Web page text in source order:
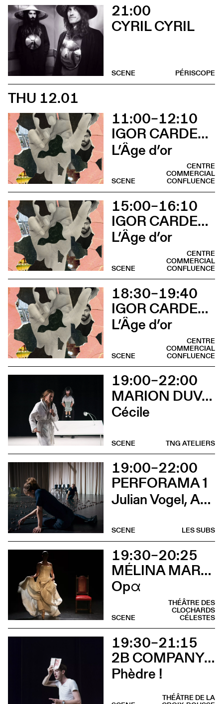
21:00
CYRIL CYRIL
PÉRISCOPE
SCENE
THU 12.01
11:00–12:10
IGOR CARDELLINI & TOMAS GONZALEZ
L’Âge d’or
CENTRE
COMMERCIAL
CONFLUENCE
SCENE
15:00–16:10
IGOR CARDELLINI & TOMAS GONZALEZ
L’Âge d’or
CENTRE
COMMERCIAL
CONFLUENCE
SCENE
18:30–19:40
IGOR CARDELLINI & TOMAS GONZALEZ
L’Âge d’or
CENTRE
COMMERCIAL
CONFLUENCE
SCENE
19:00–22:00
MARION DUVAL - CHRIS CADILLAC
Cécile
TNG ATELIERS
SCENE
19:00–22:00
PERFORAMA 1
Julian Vogel, Aurélien Dougé, Igor Cardellini & Tomas Gonzalez
LES SUBS
SCENE
19:30–20:25
MÉLINA MARTIN
Opα
THÉÂTRE DES
CLOCHARDS
CÉLESTES
SCENE
19:30–21:15
2B COMPANY - FRANÇOIS GREMAUD
Phèdre !
THÉÂTRE DE LA